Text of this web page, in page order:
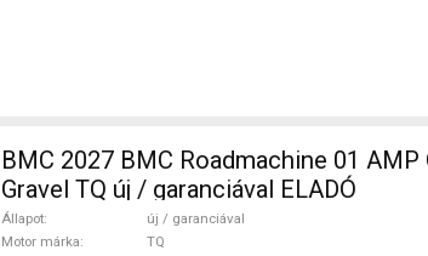
BMC 2027 BMC Roadmachine 01
Gravel TQ új / garanciával ELADÓ
Állapot
új / garanciával
Motor márka
TQ